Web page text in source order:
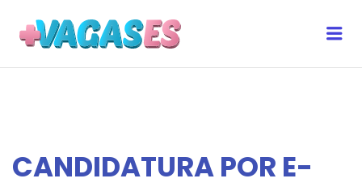
CANDIDATURA POR E-